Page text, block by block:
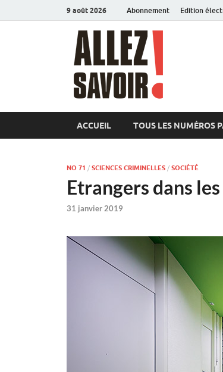
9 août 2026 Abonnement Edition
ACCUEIL TOUS LES NUMÉROS
NO 71 / SCIENCES CRIMINELLES / SOCIÉTÉ
Etrangers dans
31 janvier 2019